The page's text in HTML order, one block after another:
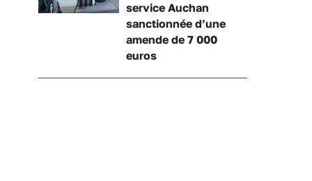
service Auchan
sanctionnée d’une
amende de 7 000
euros